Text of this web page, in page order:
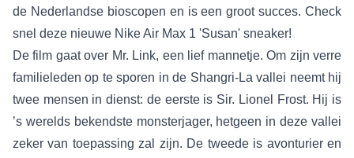
de Nederlandse bioscopen en is een groot succes. Check
snel deze nieuwe Nike Air Max 1 'Susan' sneaker!
De film gaat over Mr. Link, een lief mannetje. Om zijn verre
familieleden op te sporen in de Shangri-La vallei neemt hij
twee mensen in dienst: de eerste is Sir. Lionel Frost. Hij is
’s werelds bekendste monsterjager, hetgeen in deze vallei
zeker van toepassing zal zijn. De tweede is avonturier en